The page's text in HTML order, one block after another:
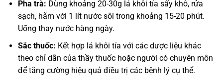
Pha trà: Dùng khoảng 20-30g lá khôi tía sấy khô, rửa
sạch, hãm với 1 lít nước sôi trong khoảng 15-20 phút.
Uống thay nước hàng ngày.
Sắc thuốc: Kết hợp lá khôi tía với các dược liệu khác
theo chỉ dẫn của thầy thuốc hoặc người có chuyên môn
để tăng cường hiệu quả điều trị các bệnh lý cụ thể.